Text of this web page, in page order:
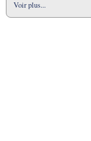
Voir plus...